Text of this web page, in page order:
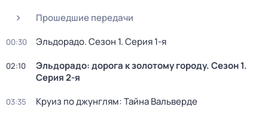
Прошедшие передачи
00:30 Эльдорадо. Сезон 1. Серия 1-я
02:10 Эльдорадо: дорога к золотому городу. Сезон 1.
Серия 2-я
03:35 Круиз по джунглям: Тайна Вальверде